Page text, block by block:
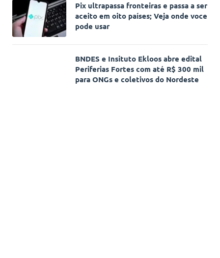
Pix ultrapassa fronteiras e passa a ser
aceito em oito países; Veja onde voce
pode usar
BNDES e Insituto Ekloos abre edital
Periferias Fortes com até R$ 300 mil
para ONGs e coletivos do Nordeste